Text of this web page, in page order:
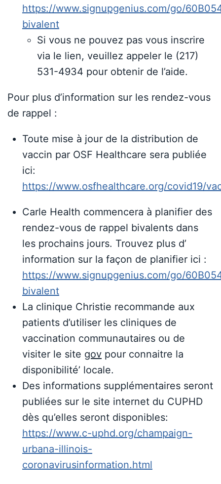
https://www.signupgenius.com/go/
bivalent
Si vous ne pouvez pas vous inscrire
via le lien, veuillez appeler le (217)
531-4934 pour obtenir de l’aide.
Pour plus d’information sur les rendez-vous
de rappel :
Toute mise à jour de la distribution de
vaccin par OSF Healthcare sera publiée
ici:
https://www.osfhealthcare.org/covid19/
Carle Health commencera à planifier des
rendez-vous de rappel bivalents dans
les prochains jours. Trouvez plus d’
information sur la façon de planifier ici :
https://www.signupgenius.com/go/
bivalent
La clinique Christie recommande aux
patients d’utiliser les cliniques de
vaccination communautaires ou de
visiter le site gov pour connaitre la
disponibilité’ locale.
Des informations supplémentaires seront
publiées sur le site internet du CUPHD
dès qu’elles seront disponibles:
https://www.c-uphd.org/champaign-
urbana-illinois-
coronavirusinformation.html